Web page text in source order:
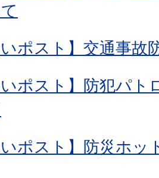
いポスト】交通事故
いポスト】防犯パ
いポスト】防災ホッ